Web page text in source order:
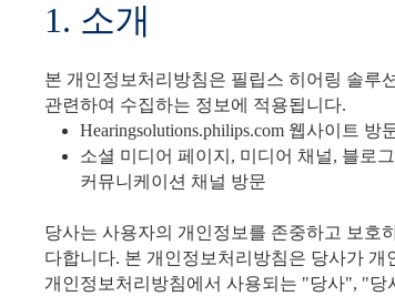
1. 소개
본 개인정보처리방침은 필립스 히어링 솔루
관련하여 수집하는 정보에 적용됩니다.
Hearingsolutions.philips.com 웹사이트 방
소셜 미디어 페이지, 미디어 채널, 블로
커뮤니케이션 채널 방문
당사는 사용자의 개인정보를 존중하고 보호
다합니다. 본 개인정보처리방침은 당사가
개인정보처리방침에서 사용되는 "당사", "당